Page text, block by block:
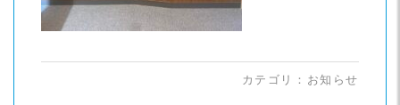
カテゴリ： お知らせ